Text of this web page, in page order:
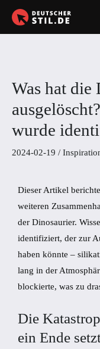
Inhalt
Was hat die
wurde
2024-02-19 /
Dieser Artikel
weiteren
der Dinosaurier.
identifiziert, der zur
haben könnte –
lang in der
blockierte, was zu
Die
ein Ende